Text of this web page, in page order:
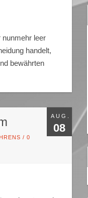
nunmehr leer
handelt,
bewährten
AUG.
08
/ 0